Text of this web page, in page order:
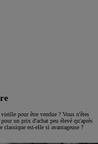
pour être vendue ? Vous n'êtes
un prix d'achat peu élevé qu'après
classique est-elle si avantageuse ?